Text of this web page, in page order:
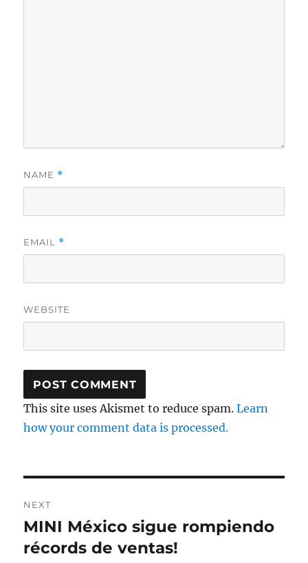
NAME *
EMAIL *
WEBSITE
This site uses Akismet to reduce spam.Learn
how your comment data is processed.
navigation
NEXT
Next
post:
MINI México sigue rompiendo
récords de ventas!